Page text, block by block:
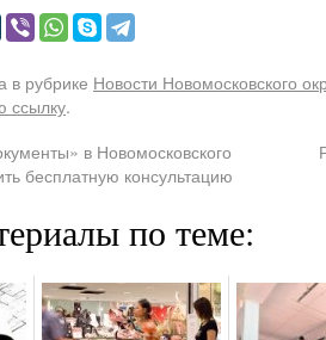
в рубрике Новости Новомосковского
ссылку.
в Новомосковского
бесплатную консультацию
по теме: